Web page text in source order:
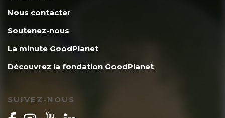
Nous contacter
Soutenez-nous
La minute GoodPlanet
Découvrez la fondation GoodPlanet
SUIVEZ-NOUS